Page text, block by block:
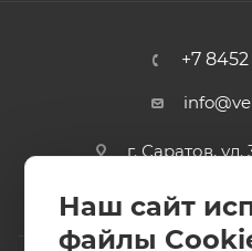
+7
г. Саратов, ул.
Наш сайт
файлы